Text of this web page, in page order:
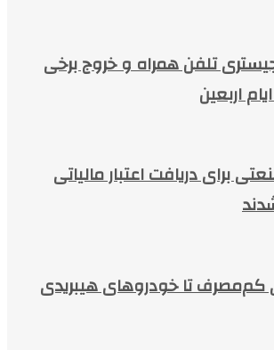
تلفن همراه و خروج برخی
اربعین
برای دریافت اعتبار مالیاتی
کم‌مصرف تا خودروهای هیبریدی